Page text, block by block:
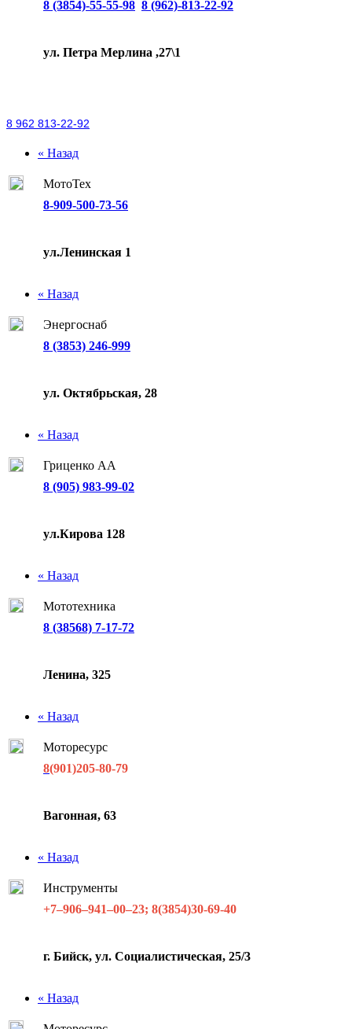
8 (3854)-55-55-98 8 (962)-813-22-92
ул. Петра Мерлина ,27\1
8 962 813-22-92
« Назад
МотоТех
8-909-500-73-56
ул.Ленинская 1
« Назад
Энергоснаб
8 (3853) 246-999
ул. Октябрьская, 28
« Назад
Гриценко АА
8 (905) 983-99-02
ул.Кирова 128
« Назад
Мототехника
8 (38568) 7-17-72
Ленина, 325
« Назад
Моторесурс
8(901)205-80-79
Вагонная, 63
« Назад
Инструменты
+7‒906‒941‒00‒23; 8(3854)30-69-40
г. Бийск, ул. Социалистическая, 25/3
« Назад